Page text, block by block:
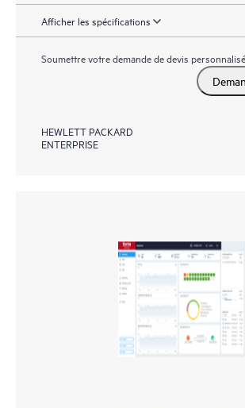
Afficher les spécifications
Soumettre votre demande de devis personnalisé
HEWLETT PACKARD
ENTERPRISE